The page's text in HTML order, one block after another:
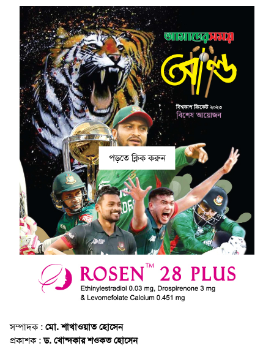
পড়তে ক্লিক করুন
সম্পাদক : মো. শাখাওয়াত হোসেন
প্রকাশক :ড. খোন্দকার শওকত হোসেন